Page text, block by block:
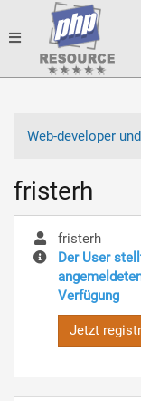
Toggle
Web-developer
fristerh
fristerh
Der User
Verfügung
Jetzt